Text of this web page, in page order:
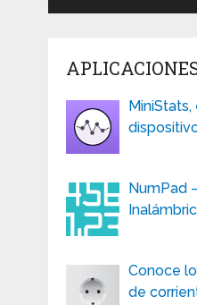
NumPad
Conoce
de